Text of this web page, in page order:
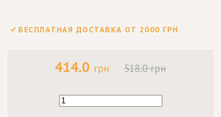
БЕСПЛАТНАЯ ДОСТАВКА ОТ 2000 ГРН
414.0 грн 518.0 грн